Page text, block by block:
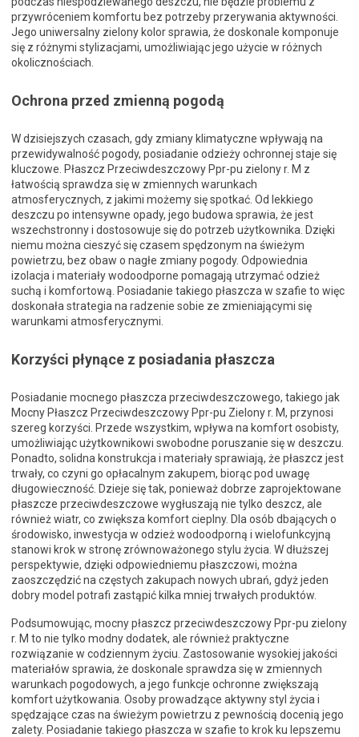
przywróceniem komfortu bez potrzeby przerywania aktywności.
Jego uniwersalny zielony kolor sprawia, że doskonale komponuje
się z różnymi stylizacjami, umożliwiając jego użycie w różnych
okolicznościach.
Ochrona przed zmienną pogodą
W dzisiejszych czasach, gdy zmiany klimatyczne wpływają na
przewidywalność pogody, posiadanie odzieży ochronnej staje się
kluczowe. Płaszcz Przeciwdeszczowy Ppr-pu zielony r. M z
łatwością sprawdza się w zmiennych warunkach
atmosferycznych, z jakimi możemy się spotkać. Od lekkiego
deszczu po intensywne opady, jego budowa sprawia, że jest
wszechstronny i dostosowuje się do potrzeb użytkownika. Dzięki
niemu można cieszyć się czasem spędzonym na świeżym
powietrzu, bez obaw o nagłe zmiany pogody. Odpowiednia
izolacja i materiały wodoodporne pomagają utrzymać odzież
suchą i komfortową. Posiadanie takiego płaszcza w szafie to więc
doskonała strategia na radzenie sobie ze zmieniającymi się
warunkami atmosferycznymi.
Korzyści płynące z posiadania płaszcza
Posiadanie mocnego płaszcza przeciwdeszczowego, takiego jak
Mocny Płaszcz Przeciwdeszczowy Ppr-pu Zielony r. M, przynosi
szereg korzyści. Przede wszystkim, wpływa na komfort osobisty,
umożliwiając użytkownikowi swobodne poruszanie się w deszczu.
Ponadto, solidna konstrukcja i materiały sprawiają, że płaszcz jest
trwały, co czyni go opłacalnym zakupem, biorąc pod uwagę
długowieczność. Dzieje się tak, ponieważ dobrze zaprojektowane
płaszcze przeciwdeszczowe wygłuszają nie tylko deszcz, ale
również wiatr, co zwiększa komfort cieplny. Dla osób dbających o
środowisko, inwestycja w odzież wodoodporną i wielofunkcyjną
stanowi krok w stronę zrównoważonego stylu życia. W dłuższej
perspektywie, dzięki odpowiedniemu płaszczowi, można
zaoszczędzić na częstych zakupach nowych ubrań, gdyż jeden
dobry model potrafi zastąpić kilka mniej trwałych produktów.
Podsumowując, mocny płaszcz przeciwdeszczowy Ppr-pu zielony
r. M to nie tylko modny dodatek, ale również praktyczne
rozwiązanie w codziennym życiu. Zastosowanie wysokiej jakości
materiałów sprawia, że doskonale sprawdza się w zmiennych
warunkach pogodowych, a jego funkcje ochronne zwiększają
komfort użytkowania. Osoby prowadzące aktywny styl życia i
spędzające czas na świeżym powietrzu z pewnością docenią jego
zalety. Posiadanie takiego płaszcza w szafie to krok ku lepszemu